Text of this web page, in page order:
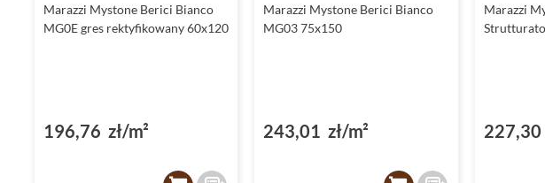
Marazzi Mystone Berici Bianco
MG0E gres rektyfikowany 60x120
196,76 zł/m²
Marazzi Mystone Berici Bianco
MG03 75x150
243,01 zł/m²
Marazzi
227,30